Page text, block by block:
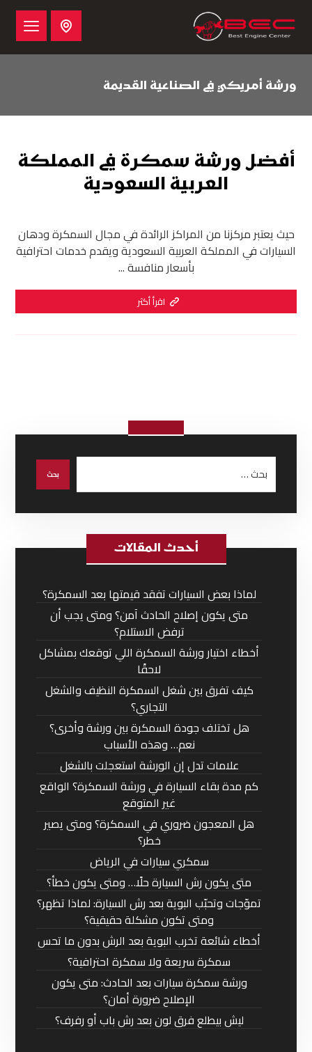
ورشة أمريكي في الصناعية القديمة
أفضل ورشة سمكرة في المملكة
العربية السعودية
حيث يعتبر مركزنا من المراكز الرائدة في مجال السمكرة ودهان
السيارات في المملكة العربية السعودية ويقدم خدمات احترافية
بأسعار منافسة ...
اقرأ أكثر
أحدث المقالات
لماذا بعض السيارات تفقد قيمتها بعد السمكرة؟
متى يكون إصلاح الحادث آمن؟ ومتى يجب أن
ترفض الاستلام؟
أخطاء اختيار ورشة السمكرة اللي توقعك بمشاكل
لاحقًا
كيف تفرق بين شغل السمكرة النظيف والشغل
التجاري؟
هل تختلف جودة السمكرة بين ورشة وأخرى؟
نعم… وهذه الأسباب
علامات تدل إن الورشة استعجلت بالشغل
كم مدة بقاء السيارة في ورشة السمكرة؟ الواقع
غير المتوقع
هل المعجون ضروري في السمكرة؟ ومتى يصير
خطر؟
سمكري سيارات في الرياض
متى يكون رش السيارة حلًا… ومتى يكون خطأ؟
تموّجات وتحبّب البوية بعد رش السيارة: لماذا تظهر؟
ومتى تكون مشكلة حقيقية؟
أخطاء شائعة تخرب البوية بعد الرش بدون ما تحس
سمكرة سريعة ولا سمكرة احترافية؟
ورشة سمكرة سيارات بعد الحادث: متى يكون
الإصلاح ضرورة أمان؟
ليش بيطلع فرق لون بعد رش باب أو رفرف؟